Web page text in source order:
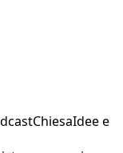
ChiesaIdee e